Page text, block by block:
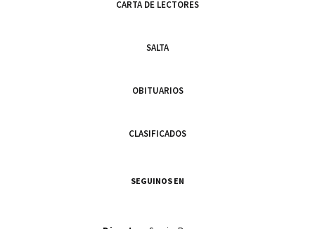
CARTA DE LECTORES
SALTA
OBITUARIOS
CLASIFICADOS
SEGUINOS EN